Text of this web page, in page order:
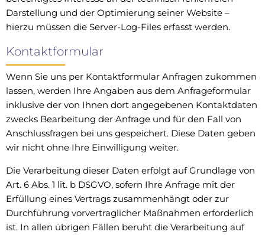
Darstellung und der Optimierung seiner Website –
hierzu müssen die Server-Log-Files erfasst werden.
Kontaktformular
Wenn Sie uns per Kontaktformular Anfragen zukommen
lassen, werden Ihre Angaben aus dem Anfrageformular
inklusive der von Ihnen dort angegebenen Kontaktdaten
zwecks Bearbeitung der Anfrage und für den Fall von
Anschlussfragen bei uns gespeichert. Diese Daten geben
wir nicht ohne Ihre Einwilligung weiter.
Die Verarbeitung dieser Daten erfolgt auf Grundlage von
Art. 6 Abs. 1 lit. b DSGVO, sofern Ihre Anfrage mit der
Erfüllung eines Vertrags zusammenhängt oder zur
Durchführung vorvertraglicher Maßnahmen erforderlich
ist. In allen übrigen Fällen beruht die Verarbeitung auf